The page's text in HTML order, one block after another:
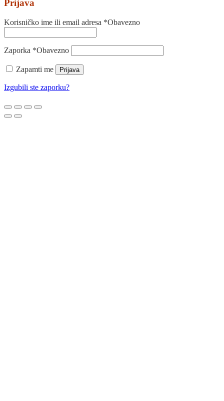
Prijava
Korisničko ime ili email adresa *Obavezno
Zaporka *Obavezno
Zapamti me Prijava
Izgubili ste zaporku?